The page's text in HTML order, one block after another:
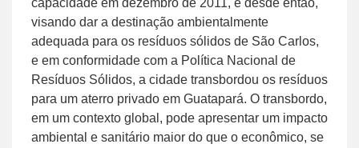
visando dar a destinação ambientalmente
adequada para os resíduos sólidos de São Carlos,
e em conformidade com a Política Nacional de
Resíduos Sólidos, a cidade transbordou os resíduos
para um aterro privado em Guatapará. O transbordo,
em um contexto global, pode apresentar um impacto
ambiental e sanitário maior do que o econômico, se